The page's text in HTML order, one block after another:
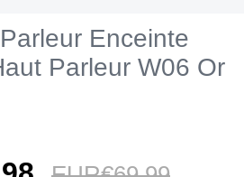
Enceinte
Parleur W06 Or